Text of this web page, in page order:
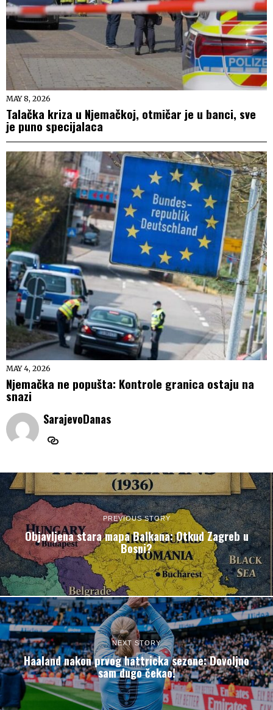
MAY 8, 2026
Talačka kriza u Njemačkoj, otmičar je u banci, sve
je puno specijalaca
MAY 4, 2026
Njemačka ne popušta: Kontrole granica ostaju na
snazi
SarajevoDanas
PREVIOUS STORY
Objavljena stara mapa Balkana: Otkud Zagreb u
Bosni?
NEXT STORY
Haaland nakon prvog hattricka sezone: Dovoljno
sam dugo čekao!